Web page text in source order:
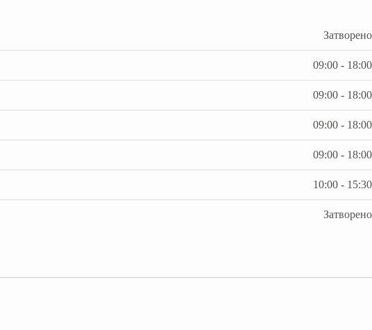
Затворено
09:00 - 18:00
09:00 - 18:00
09:00 - 18:00
09:00 - 18:00
10:00 - 15:30
Затворено